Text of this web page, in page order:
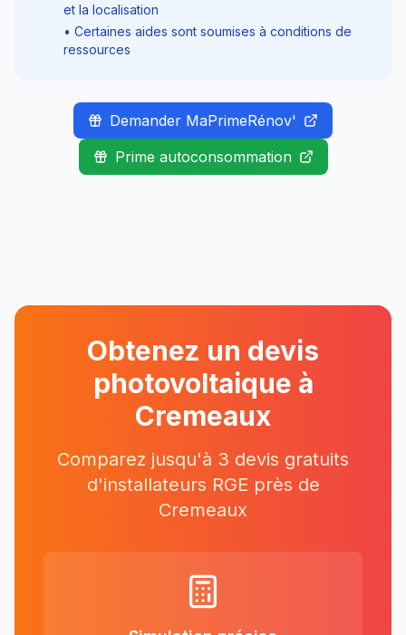
et la localisation
• Certaines aides sont soumises à conditions de
ressources
Demander MaPrimeRénov'
Prime autoconsommation
Obtenez un devis
photovoltaique à
Cremeaux
Comparez jusqu'à 3 devis gratuits
d'installateurs RGE près de
Cremeaux